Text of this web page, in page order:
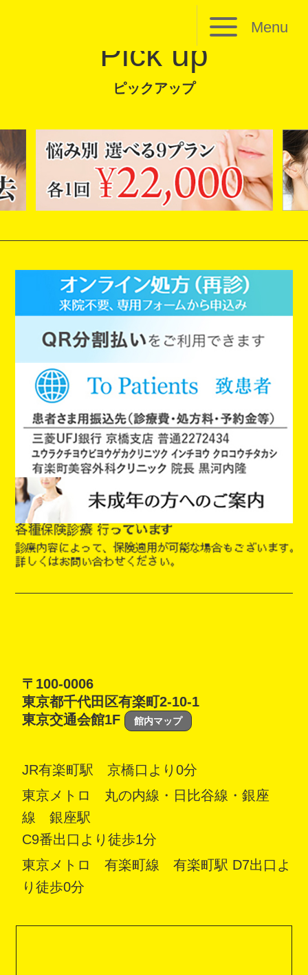
Menu
Pick up
ピックアップ
〒100-0006
東京都千代田区有楽町2-10-1
東京交通会館1F
館内マップ
JR有楽町駅 京橋口より0分
東京メトロ 丸の内線・日比谷線・銀座
線 銀座駅
C9番出口より徒歩1分
東京メトロ 有楽町線 有楽町駅 D7出口よ
り徒歩0分